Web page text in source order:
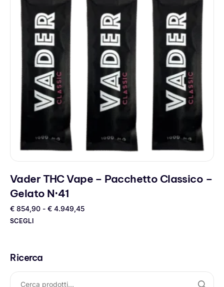
Vader THC Vape – Pacchetto Classico –
Gelato N⋅41
€ 854,90 - € 4.949,45
SCEGLI
Ricerca